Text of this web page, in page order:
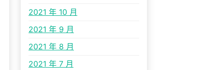
2021 年 10 月
2021 年 9 月
2021 年 8 月
2021 年 7 月